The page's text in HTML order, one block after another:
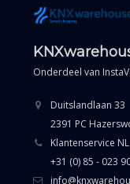
Onderdeel van
Duitslandlaan 33
2391 PC
Klantenservice NL
+31 (0) 85 - 023